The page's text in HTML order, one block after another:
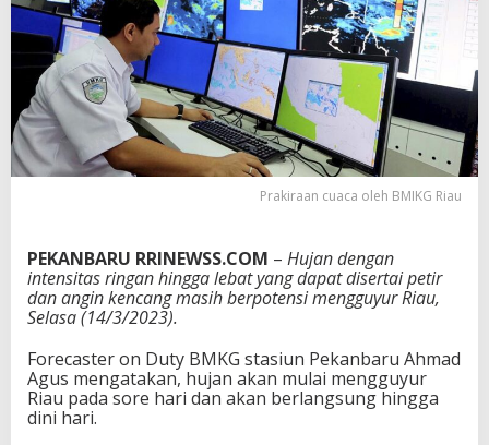
a
u
S
e
i
n
g
g
2
M
e
Prakiraan cuaca oleh BMIKG Riau
PEKANBARU RRINEWSS.COM – Hujan dengan
intensitas ringan hingga lebat yang dapat disertai petir
dan angin kencang masih berpotensi mengguyur Riau,
Selasa (14/3/2023).
Forecaster on Duty BMKG stasiun Pekanbaru Ahmad
Agus mengatakan, hujan akan mulai mengguyur
Riau pada sore hari dan akan berlangsung hingga
dini hari.